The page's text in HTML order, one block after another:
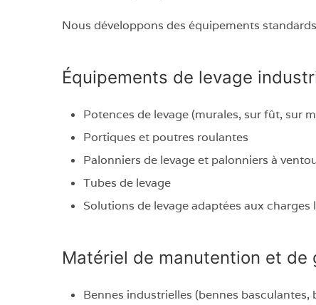
Nous développons des équipements
Équipements de levage
Potences de levage (murales, sur fût, sur
Portiques et poutres roulantes
Palonniers de levage et palonniers à
Tubes de levage
Solutions de levage adaptées aux
Matériel de manutention et de
Bennes industrielles (bennes